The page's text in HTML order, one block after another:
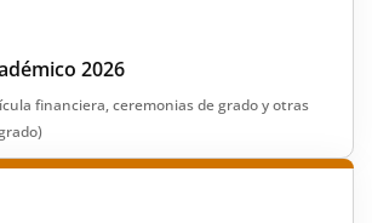
2026
financiera, ceremonias de grado y otras